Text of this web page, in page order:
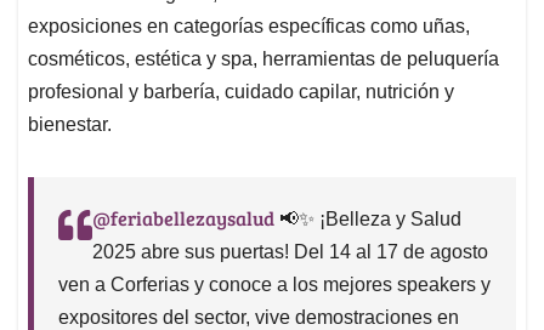
exposiciones en categorías específicas como uñas,
cosméticos, estética y spa, herramientas de peluquería
profesional y barbería, cuidado capilar, nutrición y
bienestar.
@feriabellezaysalud 📢✨ ¡Belleza y Salud
2025 abre sus puertas! Del 14 al 17 de agosto
ven a Corferias y conoce a los mejores speakers y
expositores del sector, vive demostraciones en